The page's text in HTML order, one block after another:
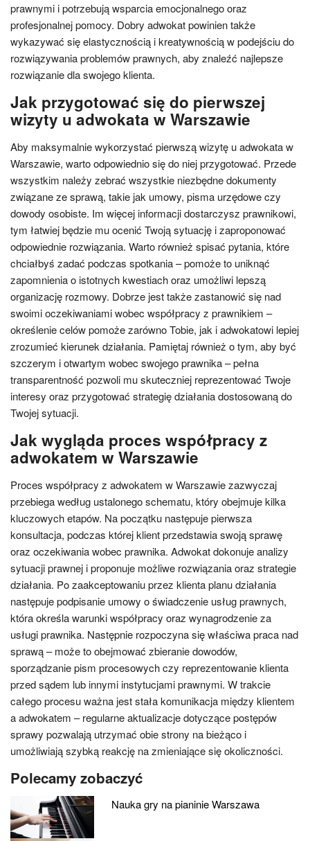
prawnymi i potrzebują wsparcia emocjonalnego oraz
profesjonalnej pomocy. Dobry adwokat powinien także
wykazywać się elastycznością i kreatywnością w podejściu do
rozwiązywania problemów prawnych, aby znaleźć najlepsze
rozwiązanie dla swojego klienta.
Jak przygotować się do pierwszej
wizyty u adwokata w Warszawie
Aby maksymalnie wykorzystać pierwszą wizytę u adwokata w
Warszawie, warto odpowiednio się do niej przygotować. Przede
wszystkim należy zebrać wszystkie niezbędne dokumenty
związane ze sprawą, takie jak umowy, pisma urzędowe czy
dowody osobiste. Im więcej informacji dostarczysz prawnikowi,
tym łatwiej będzie mu ocenić Twoją sytuację i zaproponować
odpowiednie rozwiązania. Warto również spisać pytania, które
chciałbyś zadać podczas spotkania – pomoże to uniknąć
zapomnienia o istotnych kwestiach oraz umożliwi lepszą
organizację rozmowy. Dobrze jest także zastanowić się nad
swoimi oczekiwaniami wobec współpracy z prawnikiem –
określenie celów pomoże zarówno Tobie, jak i adwokatowi lepiej
zrozumieć kierunek działania. Pamiętaj również o tym, aby być
szczerym i otwartym wobec swojego prawnika – pełna
transparentność pozwoli mu skuteczniej reprezentować Twoje
interesy oraz przygotować strategię działania dostosowaną do
Twojej sytuacji.
Jak wygląda proces współpracy z
adwokatem w Warszawie
Proces współpracy z adwokatem w Warszawie zazwyczaj
przebiega według ustalonego schematu, który obejmuje kilka
kluczowych etapów. Na początku następuje pierwsza
konsultacja, podczas której klient przedstawia swoją sprawę
oraz oczekiwania wobec prawnika. Adwokat dokonuje analizy
sytuacji prawnej i proponuje możliwe rozwiązania oraz strategie
działania. Po zaakceptowaniu przez klienta planu działania
następuje podpisanie umowy o świadczenie usług prawnych,
która określa warunki współpracy oraz wynagrodzenie za
usługi prawnika. Następnie rozpoczyna się właściwa praca nad
sprawą – może to obejmować zbieranie dowodów,
sporządzanie pism procesowych czy reprezentowanie klienta
przed sądem lub innymi instytucjami prawnymi. W trakcie
całego procesu ważna jest stała komunikacja między klientem
a adwokatem – regularne aktualizacje dotyczące postępów
sprawy pozwalają utrzymać obie strony na bieżąco i
umożliwiają szybką reakcję na zmieniające się okoliczności.
Polecamy zobaczyć
Nauka gry na pianinie Warszawa